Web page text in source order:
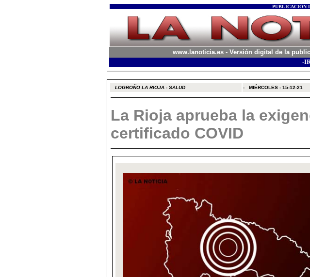
- PUBLICACIÓN
www.lanoticia.es - Versión digital de la
-
LOGROÑO LA RIOJA - SALUD - MIÉRCOLES - 15-12-21
La Rioja aprueba la
certificado COVID